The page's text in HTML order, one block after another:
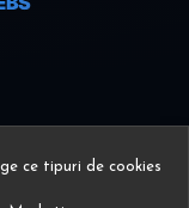
ce tipuri de cookies